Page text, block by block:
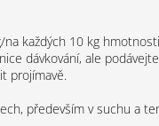
každých 10 kg
dávkování, ale
projímavě.
především v suchu a